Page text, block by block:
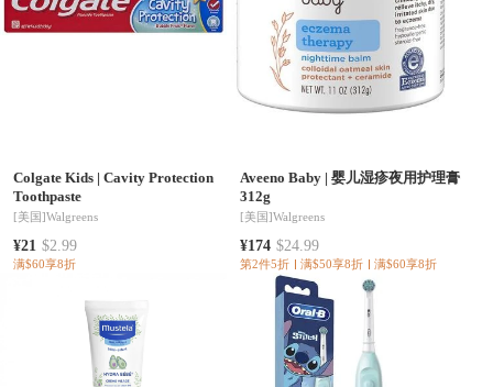
Colgate Kids| Cavity Protection
Toothpaste
[美国]Walgreens
¥21 $2.99
满$60享8折
Aveeno Baby |婴儿湿疹夜用护理膏
312g
[美国]Walgreens
¥174 $24.99
第2件5折 满$50享8折 满$60享8折